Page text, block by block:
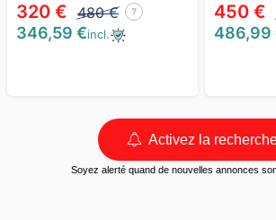
320 € 480 € ?
346,59 €incl.
450 €
486,99
Activez la
Soyez alerté quand de nouvelles annonces